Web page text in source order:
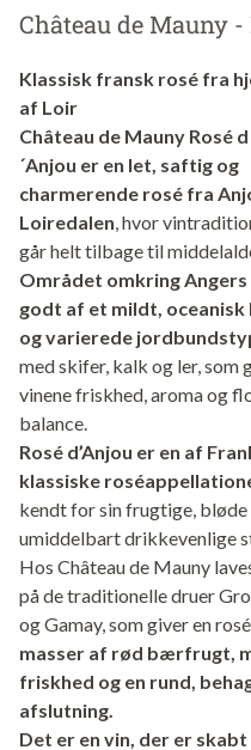
Château de Mauny -
Klassisk fransk rosé fra
af Loir
Château de Mauny Rosé d
´Anjou er en let, saftig og
charmerende rosé fra
Loiredalen , hvor
går helt tilbage til
Området omkring
godt af et mildt, oceanisk
og varierede
med skifer, kalk og ler, som
vinene friskhed, aroma og
balance.
Rosé d’Anjou er en af
klassiske
kendt for sin frugtige, bløde
umiddelbart drikkevenlige
Hos Château de Mauny
på de traditionelle druer
og Gamay, som giver en
masser af rød bærfrugt,
friskhed og en rund,
afslutning.
Det er en vin, der er